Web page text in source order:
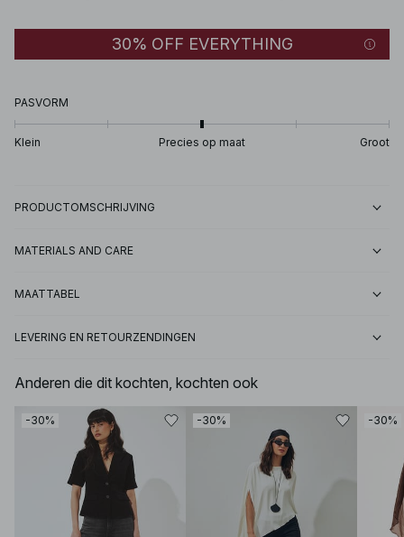
30% OFF EVERYTHING
PASVORM
Klein Precies op maat Groot
PRODUCTOMSCHRIJVING
MATERIALS AND CARE
MAATTABEL
LEVERING EN RETOURZENDINGEN
Anderen die dit kochten, kochten ook
-30% -30% -30%